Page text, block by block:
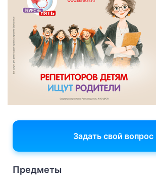
Задать свой вопрос
Предметы